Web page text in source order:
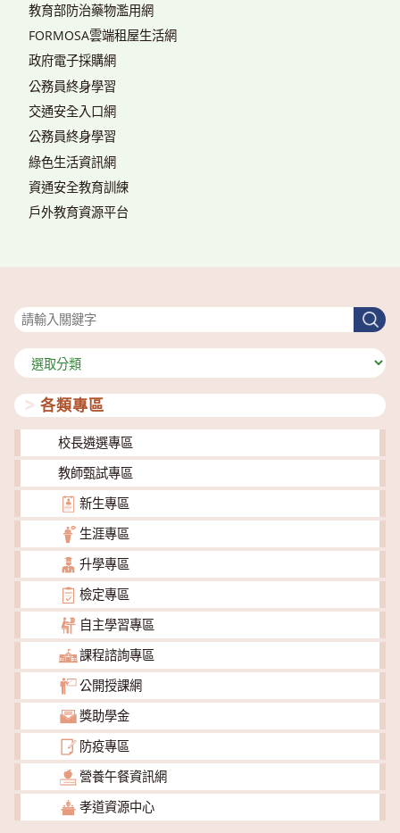
教育部防治藥物濫用網
FORMOSA雲端租屋生活網
政府電子採購網
公務員終身學習
交通安全入口網
公務員終身學習
綠色生活資訊網
資通安全教育訓練
戶外教育資源平台
搜
尋
分
類
各類專區
校長遴選專區
教師甄試專區
新生專區
生涯專區
升學專區
檢定專區
自主學習專區
課程諮詢專區
公開授課網
獎助學金
防疫專區
營養午餐資訊網
孝道資源中心